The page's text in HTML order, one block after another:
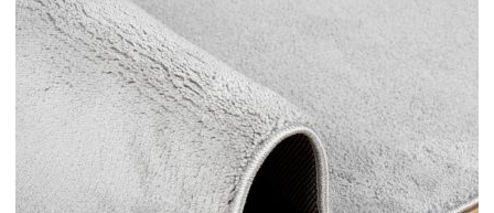
поръчката без оскъпяване. За покупки на стойност до
400 лв. / €204,52
Плащане на 4 вноски. Заплащате 20% от стойността на
поръчката си на момента с карта. Останалата сума се
разделя на 3 равни месечни вноски без оскъпяване. За
покупки на стойност до 1000 лв. / €511.31
Плащане на 6 вноски. Стойността на поръчката се
разпределя в 6 равни месечни вноски с оскъпяване. За
покупки на стойност до 2000 лв. / €1022.61